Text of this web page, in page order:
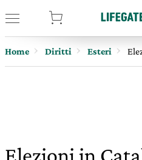
Home Diritti Esteri
Elezioni in